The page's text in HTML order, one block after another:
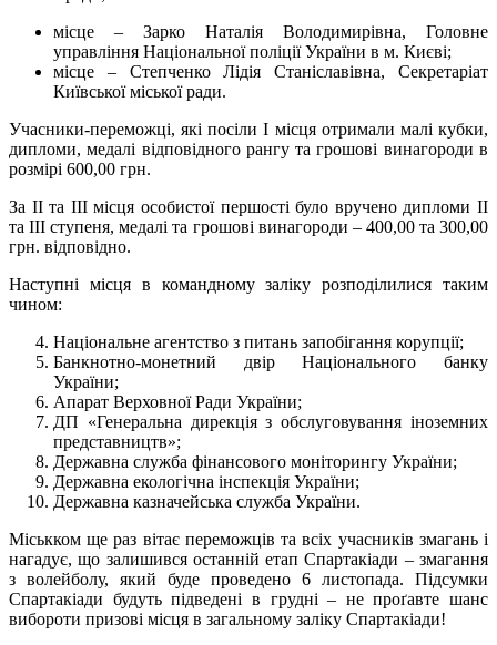
місце – Зарко Наталія Володимирівна, Головне
управління Національної поліції України в м. Києві;
місце – Степченко Лідія Станіславівна, Секретаріат
Київської міської ради.
Учасники-переможці, які посіли І місця отримали малі кубки,
дипломи, медалі відповідного рангу та грошові винагороди в
розмірі 600,00 грн.
За ІІ та ІІІ місця особистої першості було вручено дипломи II
та III ступеня, медалі та грошові винагороди – 400,00 та 300,00
грн. відповідно.
Наступні місця в командному заліку розподілилися таким
чином:
Національне агентство з питань запобігання корупції;
Банкнотно-монетний двір Національного банку
України;
Апарат Верховної Ради України;
ДП «Генеральна дирекція з обслуговування іноземних
представництв»;
Державна служба фінансового моніторингу України;
Державна екологічна інспекція України;
Державна казначейська служба України.
Міськком ще раз вітає переможців та всіх учасників змагань і
нагадує, що залишився останній етап Спартакіади – змагання
з волейболу, який буде проведено 6 листопада. Підсумки
Спартакіади будуть підведені в грудні – не проґавте шанс
вибороти призові місця в загальному заліку Спартакіади!